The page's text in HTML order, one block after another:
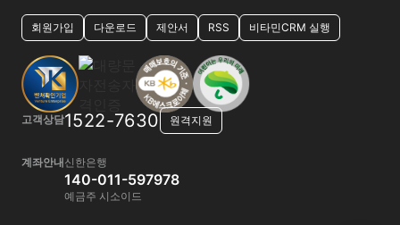
회원가입 다운로드 제안서 RSS 비타민CRM 실행
고객상담1522-7630 원격지원
계좌안내신한은행
140-011-597978
예금주 시소이드